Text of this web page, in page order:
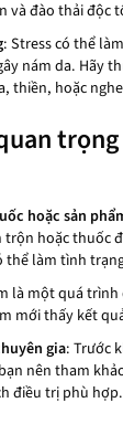
và đào thải độc
: Stress có thể
nám da. Hãy
thiền, hoặc
hoặc sản
trộn hoặc thuốc
thể làm tình
là một quá
mới thấy kết
gia: Trước
nên tham
điều trị phù hợp.